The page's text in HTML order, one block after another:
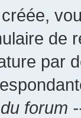
créée,
de
par
forum